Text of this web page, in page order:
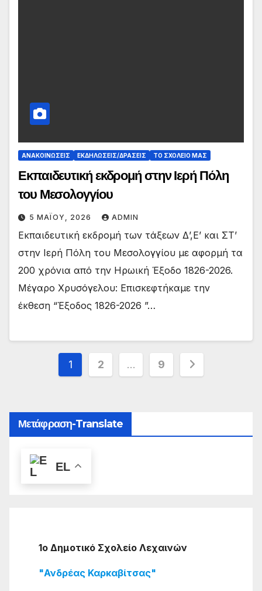
ΑΝΑΚΟΙΝΏΣΕΙΣ ΕΚΔΗΛΏΣΕΙΣ/ΔΡΆΣΕΙΣ ΤΟ ΣΧΟΛΕΙΟ ΜΑΣ
Εκπαιδευτική εκδρομή στην Ιερή Πόλη
του Μεσολογγίου
5 ΜΑΪ́ΟΥ, 2026 ADMIN
Εκπαιδευτική εκδρομή των τάξεων Δ’,Ε’ και ΣΤ’
στην Ιερή Πόλη του Μεσολογγίου με αφορμή τα
200 χρόνια από την Ηρωική Έξοδο 1826-2026.
Μέγαρο Χρυσόγελου: Επισκεφτήκαμε την
έκθεση “Έξοδος 1826-2026 ”…
Σελιδοποίηση
1 2 … 9
Μετάφραση-Translate
EL
1ο Δημοτικό Σχολείο Λεχαινών
"Ανδρέας Καρκαβίτσας"